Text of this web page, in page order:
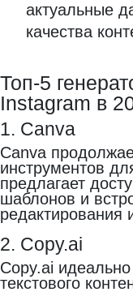
актуальные
качества
Топ-5
Instagram в
1. Canva
Canva
инструментов
предлагает
шаблонов и
редактирования
2. Copy.ai
Copy.ai
текстового